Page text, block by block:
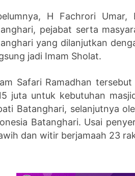
H Fachrori
pejabat serta
yang dilanjutkan
jadi Imam Sholat.
Safari Ramadhan
juta untuk kebutuhan
Batanghari, selanjutnya
Batanghari. Usai
dan witir berjamaah 23